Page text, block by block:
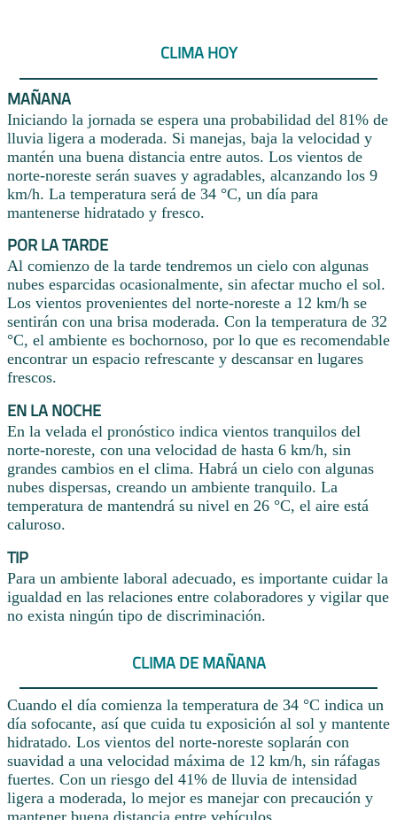
CLIMA HOY
MAÑANA
Iniciando la jornada se espera una probabilidad del 81% de
lluvia ligera a moderada. Si manejas, baja la velocidad y
mantén una buena distancia entre autos. Los vientos de
norte-noreste serán suaves y agradables, alcanzando los 9
km/h. La temperatura será de 34 °C, un día para
mantenerse hidratado y fresco.
POR LA TARDE
Al comienzo de la tarde tendremos un cielo con algunas
nubes esparcidas ocasionalmente, sin afectar mucho el sol.
Los vientos provenientes del norte-noreste a 12 km/h se
sentirán con una brisa moderada. Con la temperatura de 32
°C, el ambiente es bochornoso, por lo que es recomendable
encontrar un espacio refrescante y descansar en lugares
frescos.
EN LA NOCHE
En la velada el pronóstico indica vientos tranquilos del
norte-noreste, con una velocidad de hasta 6 km/h, sin
grandes cambios en el clima. Habrá un cielo con algunas
nubes dispersas, creando un ambiente tranquilo. La
temperatura de mantendrá su nivel en 26 °C, el aire está
caluroso.
TIP
Para un ambiente laboral adecuado, es importante cuidar la
igualdad en las relaciones entre colaboradores y vigilar que
no exista ningún tipo de discriminación.
CLIMA DE MAÑANA
Cuando el día comienza la temperatura de 34 °C indica un
día sofocante, así que cuida tu exposición al sol y mantente
hidratado. Los vientos del norte-noreste soplarán con
suavidad a una velocidad máxima de 12 km/h, sin ráfagas
fuertes. Con un riesgo del 41% de lluvia de intensidad
ligera a moderada, lo mejor es manejar con precaución y